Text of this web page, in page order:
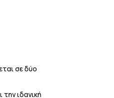
σε δύο
ιδανική